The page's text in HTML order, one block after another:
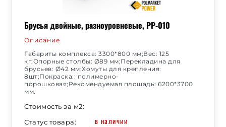
Брусья двойные, разноуровневые, РР-010
Описание
Габариты комплекса: 3300*800 мм;Вес: 125
кг;Опорные столбы: Ø89 мм;Перекладина для
брусьев: Ø42 мм;Хомуты для крепления:
8шт;Покраска:: полимерно-
порошковая;Рекомендуемая площадь: 6200*3700
мм.
Стоимость за м2:
Статус товара:
в наличии